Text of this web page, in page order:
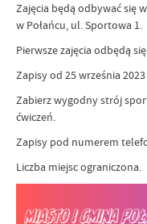
Zajęcia będą odbywać się
w Połańcu, ul. Sportowa 1.
Pierwsze zajęcia odbędą
Zapisy od 25 września
Zabierz wygodny strój
ćwiczeń.
Zapisy pod numerem
Liczba miejsc ograniczona.